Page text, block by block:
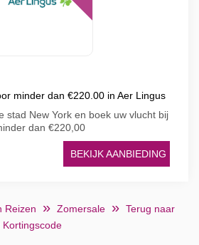
minder dan €220.00 in Aer Lingus
stad New York en boek uw vlucht bij
dan €220,00
BEKIJK AANBIEDING
Reizen Zomersale
Terug naar